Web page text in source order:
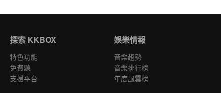
探索 KKBOX
特色功能
免費聽
支援平台
娛樂情報
音樂趨勢
音樂排行榜
年度風雲榜